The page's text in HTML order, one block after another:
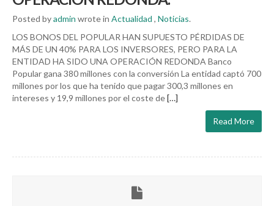
Posted byadmin wrote in Actualidad , Noticias.
LOS BONOS DEL POPULAR HAN SUPUESTO PÉRDIDAS DE
MÁS DE UN 40% PARA LOS INVERSORES, PERO PARA LA
ENTIDAD HA SIDO UNA OPERACIÓN REDONDA Banco
Popular gana 380 millones con la conversión La entidad captó 700
millones por los que ha tenido que pagar 300,3 millones en
intereses y 19,9 millones por el coste de[…]
Read More